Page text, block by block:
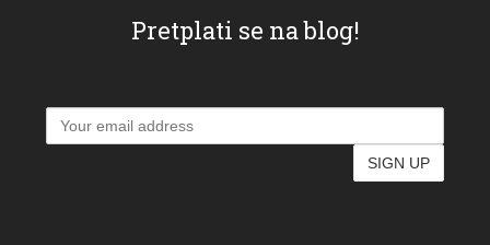
Pretplati se na blog!